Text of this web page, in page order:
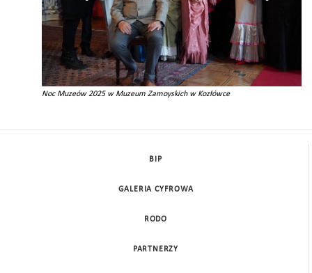
Noc Muzeów 2025 w Muzeum Zamoyskich w Kozłówce
BIP
GALERIA CYFROWA
RODO
PARTNERZY